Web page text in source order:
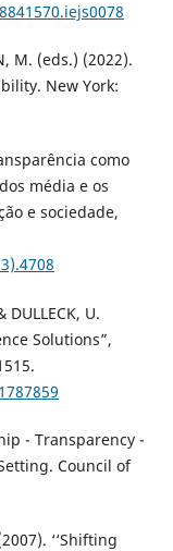
M. (eds.) (2022).
New York:
como
média e os
e sociedade,
DULLECK, U.
Solutions”,
- Transparency -
Council of
‘‘Shifting